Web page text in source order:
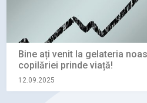
Bine ați venit la gelateria
copilăriei prinde viață!
12.09.2025